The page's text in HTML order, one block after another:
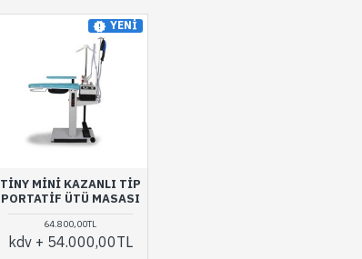
YENI
TINY MINI KAZANLI TIP
PORTATIF ÜTÜ MASASI
64.800,00TL
kdv + 54.000,00TL